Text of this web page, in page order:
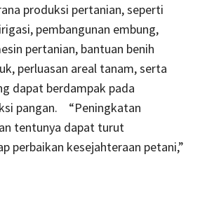
produksi pertanian, seperti
pembangunan embung,
pertanian, bantuan benih
perluasan areal tanam, serta
dapat berdampak pada
pangan. “Peningkatan
tentunya dapat turut
perbaikan kesejahteraan petani,”